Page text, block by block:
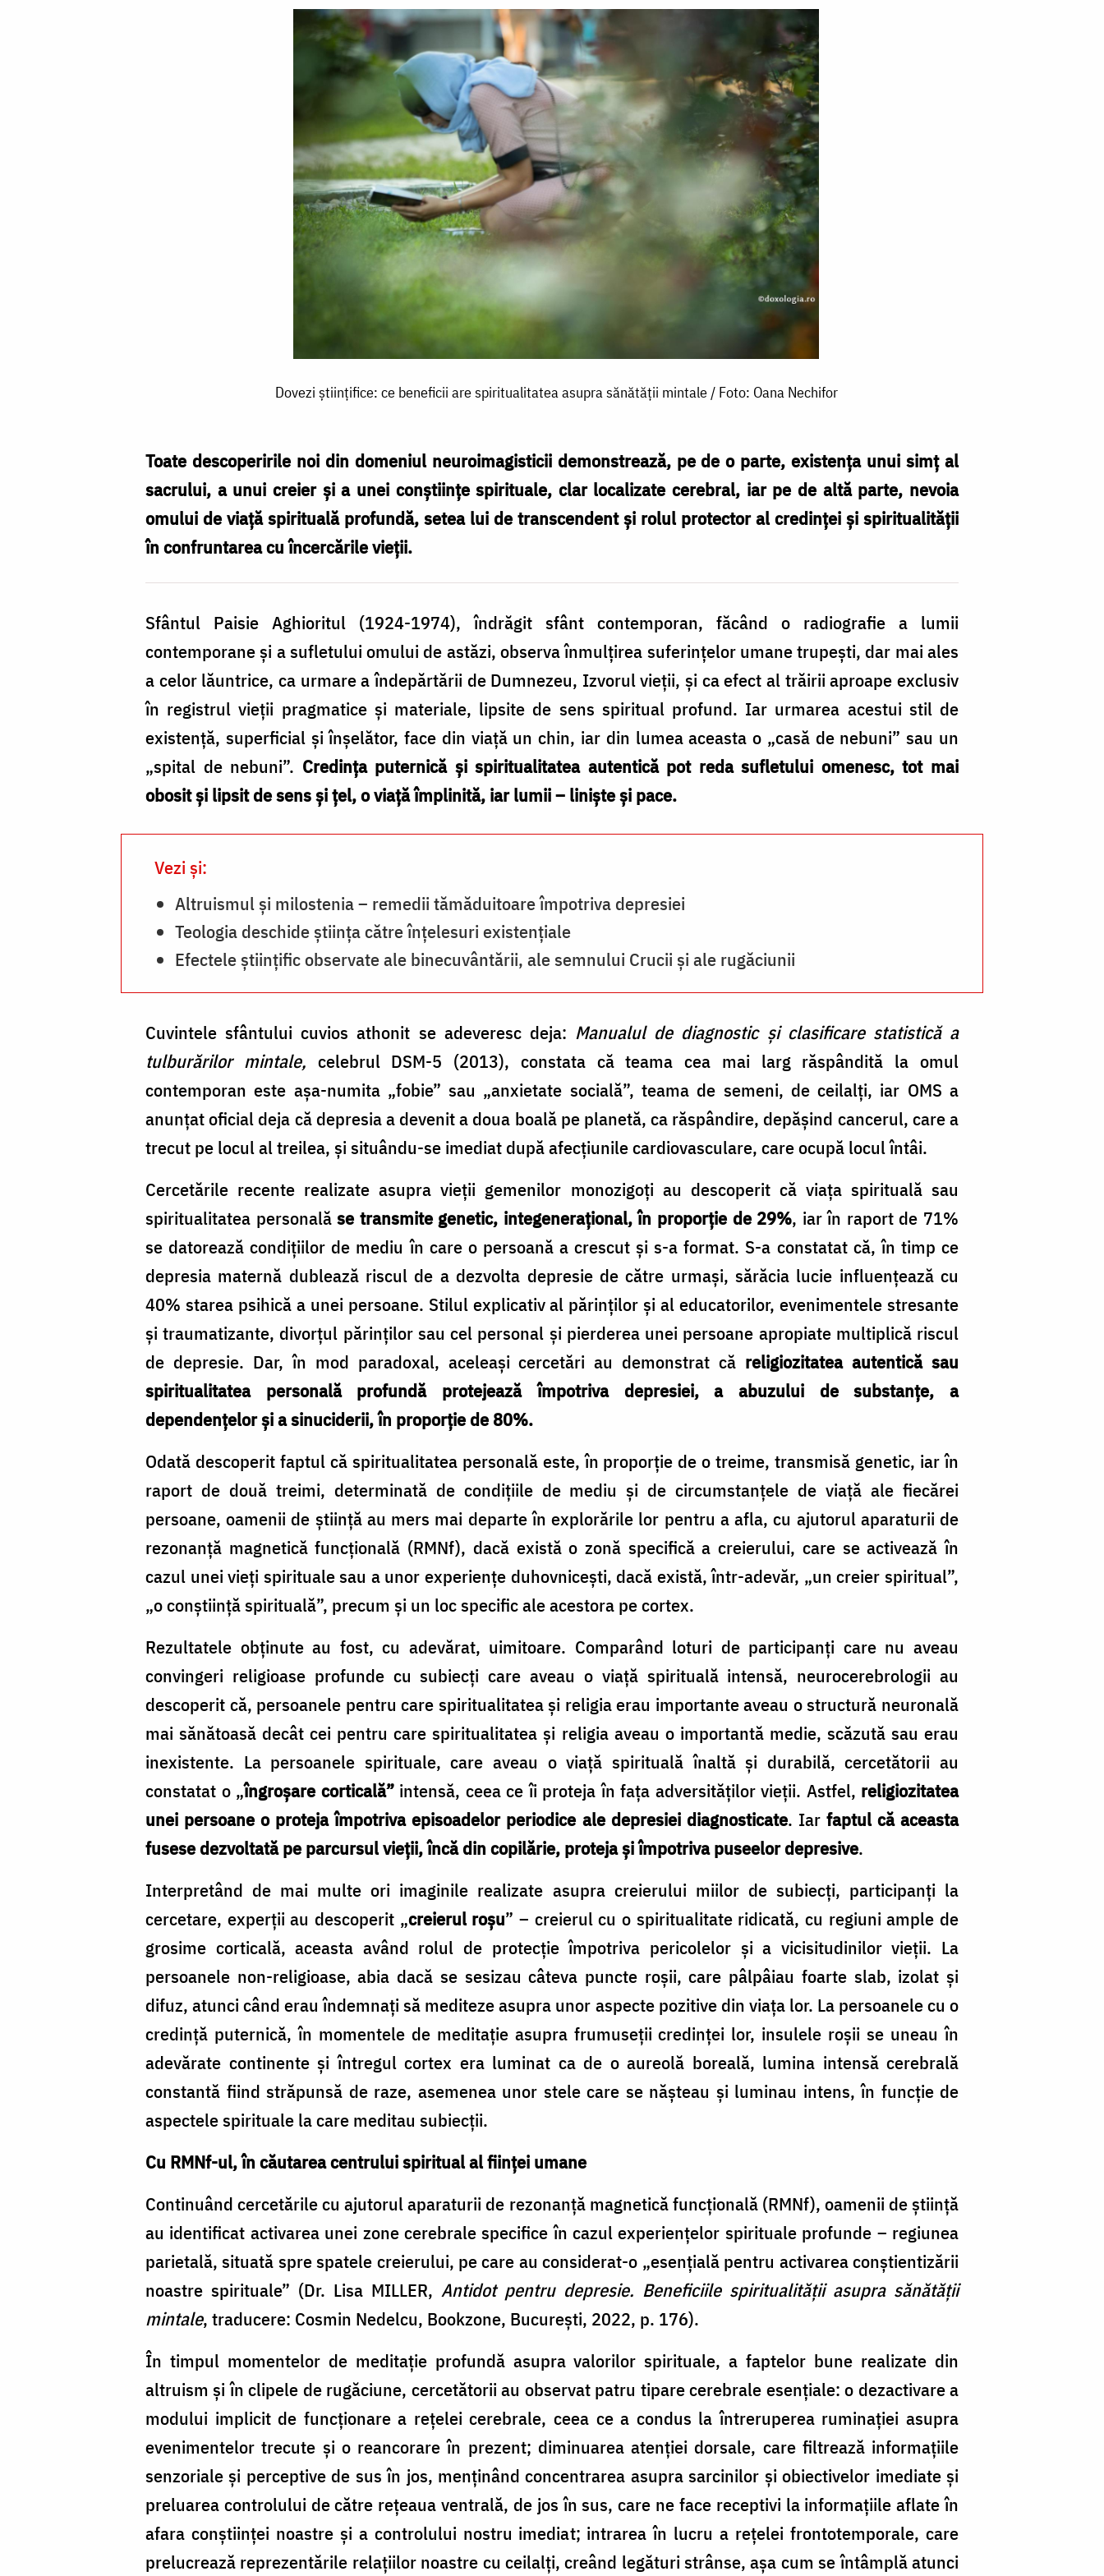
Dovezi științifice: ce beneficii are spiritualitatea asupra sănătății mintale / Foto: Oana Nechifor
Toate descoperirile noi din domeniul neuroimagisticii demonstrează, pe de o parte, existența unui simț al
sacrului, a unui creier și a unei conștiințe spirituale, clar localizate cerebral, iar pe de altă parte, nevoia
omului de viață spirituală profundă, setea lui de transcendent și rolul protector al credinței și spiritualității
în confruntarea cu încercările vieții.
Sfântul Paisie Aghioritul (1924-1974), îndrăgit sfânt contemporan, făcând o radiografie a lumii
contemporane și a sufletului omului de astăzi, observa înmulțirea suferințelor umane trupești, dar mai ales
a celor lăuntrice, ca urmare a îndepărtării de Dumnezeu, Izvorul vieții, și ca efect al trăirii aproape exclusiv
în registrul vieții pragmatice și materiale, lipsite de sens spiritual profund. Iar urmarea acestui stil de
existență, superficial și înșelător, face din viață un chin, iar din lumea aceasta o „casă de nebuni” sau un
„spital de nebuni”. Credința puternică și spiritualitatea autentică pot reda sufletului omenesc, tot mai
obosit și lipsit de sens și țel, o viață împlinită, iar lumii – liniște și pace.
Vezi și:
Altruismul și milostenia – remedii tămăduitoare împotriva depresiei
Teologia deschide ştiinţa către înţelesuri existenţiale
Efectele științific observate ale binecuvântării, ale semnului Crucii și ale rugăciunii
Cuvintele sfântului cuvios athonit se adeveresc deja: Manualul de diagnostic și clasificare statistică a
tulburărilor mintale, celebrul DSM-5 (2013), constata că teama cea mai larg răspândită la omul
contemporan este așa-numita „fobie” sau „anxietate socială”, teama de semeni, de ceilalți, iar OMS a
anunțat oficial deja că depresia a devenit a doua boală pe planetă, ca răspândire, depășind cancerul, care a
trecut pe locul al treilea, și situându-se imediat după afecțiunile cardiovasculare, care ocupă locul întâi.
Cercetările recente realizate asupra vieții gemenilor monozigoți au descoperit că viața spirituală sau
spiritualitatea personalăse transmite genetic, integenerațional, în proporție de 29%, iar în raport de 71%
se datorează condițiilor de mediu în care o persoană a crescut și s-a format. S-a constatat că, în timp ce
depresia maternă dublează riscul de a dezvolta depresie de către urmași, sărăcia lucie influențează cu
40% starea psihică a unei persoane. Stilul explicativ al părinților și al educatorilor, evenimentele stresante
și traumatizante, divorțul părinților sau cel personal și pierderea unei persoane apropiate multiplică riscul
de depresie. Dar, în mod paradoxal, aceleași cercetări au demonstrat că religiozitatea autentică sau
spiritualitatea personală profundă protejează împotriva depresiei, a abuzului de substanțe, a
dependențelor și a sinuciderii, în proporție de 80%.
Odată descoperit faptul că spiritualitatea personală este, în proporție de o treime, transmisă genetic, iar în
raport de două treimi, determinată de condițiile de mediu și de circumstanțele de viață ale fiecărei
persoane, oamenii de știință au mers mai departe în explorările lor pentru a afla, cu ajutorul aparaturii de
rezonanță magnetică funcțională (RMNf), dacă există o zonă specifică a creierului, care se activează în
cazul unei vieți spirituale sau a unor experiențe duhovnicești, dacă există, într-adevăr, „un creier spiritual”,
„o conștiință spirituală”, precum și un loc specific ale acestora pe cortex.
Rezultatele obținute au fost, cu adevărat, uimitoare. Comparând loturi de participanți care nu aveau
convingeri religioase profunde cu subiecți care aveau o viață spirituală intensă, neurocerebrologii au
descoperit că, persoanele pentru care spiritualitatea și religia erau importante aveau o structură neuronală
mai sănătoasă decât cei pentru care spiritualitatea și religia aveau o importantă medie, scăzută sau erau
inexistente. La persoanele spirituale, care aveau o viață spirituală înaltă și durabilă, cercetătorii au
constatat o „îngroșare corticală” intensă, ceea ce îi proteja în fața adversităților vieții. Astfel, religiozitatea
unei persoane o proteja împotriva episoadelor periodice ale depresiei diagnosticate. Iar faptul că aceasta
fusese dezvoltată pe parcursul vieții, încă din copilărie, proteja și împotriva puseelor depresive.
Interpretând de mai multe ori imaginile realizate asupra creierului miilor de subiecți, participanți la
cercetare, experții au descoperit „creierul roșu” – creierul cu o spiritualitate ridicată, cu regiuni ample de
grosime corticală, aceasta având rolul de protecție împotriva pericolelor și a vicisitudinilor vieții. La
persoanele non-religioase, abia dacă se sesizau câteva puncte roșii, care pâlpâiau foarte slab, izolat și
difuz, atunci când erau îndemnați să mediteze asupra unor aspecte pozitive din viața lor. La persoanele cu o
credință puternică, în momentele de meditație asupra frumuseții credinței lor, insulele roșii se uneau în
adevărate continente și întregul cortex era luminat ca de o aureolă boreală, lumina intensă cerebrală
constantă fiind străpunsă de raze, asemenea unor stele care se nășteau și luminau intens, în funcție de
aspectele spirituale la care meditau subiecții.
Cu RMNf-ul, în căutarea centrului spiritual al ființei umane
Continuând cercetările cu ajutorul aparaturii de rezonanță magnetică funcțională (RMNf), oamenii de știință
au identificat activarea unei zone cerebrale specifice în cazul experiențelor spirituale profunde – regiunea
parietală, situată spre spatele creierului, pe care au considerat-o „esențială pentru activarea conștientizării
noastre spirituale” (Dr. Lisa MILLER, Antidot pentru depresie. Beneficiile spiritualității asupra sănătății
mintale, traducere: Cosmin Nedelcu, Bookzone, București, 2022, p. 176).
În timpul momentelor de meditație profundă asupra valorilor spirituale, a faptelor bune realizate din
altruism și în clipele de rugăciune, cercetătorii au observat patru tipare cerebrale esențiale: o dezactivare a
modului implicit de funcționare a rețelei cerebrale, ceea ce a condus la întreruperea ruminației asupra
evenimentelor trecute și o reancorare în prezent; diminuarea atenției dorsale, care filtrează informațiile
senzoriale și perceptive de sus în jos, menținând concentrarea asupra sarcinilor și obiectivelor imediate și
preluarea controlului de către rețeaua ventrală, de jos în sus, care ne face receptivi la informațiile aflate în
afara conștiinței noastre și a controlului nostru imediat; intrarea în lucru a rețelei frontotemporale, care
prelucrează reprezentările relațiilor noastre cu ceilalți, creând legături strânse, așa cum se întâmplă atunci